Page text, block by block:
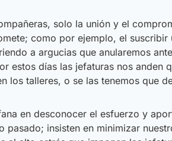
solo la unión y el
como por ejemplo, el
a argucias que anularemos
estos días las jefaturas nos anden
los talleres, o se las tenemos que
en desconocer el esfuerzo y
pasado; insisten en minimizar